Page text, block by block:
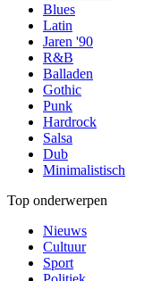
Blues
Latin
Jaren '90
R&B
Balladen
Gothic
Punk
Hardrock
Salsa
Dub
Minimalistisch
Top onderwerpen
Nieuws
Cultuur
Sport